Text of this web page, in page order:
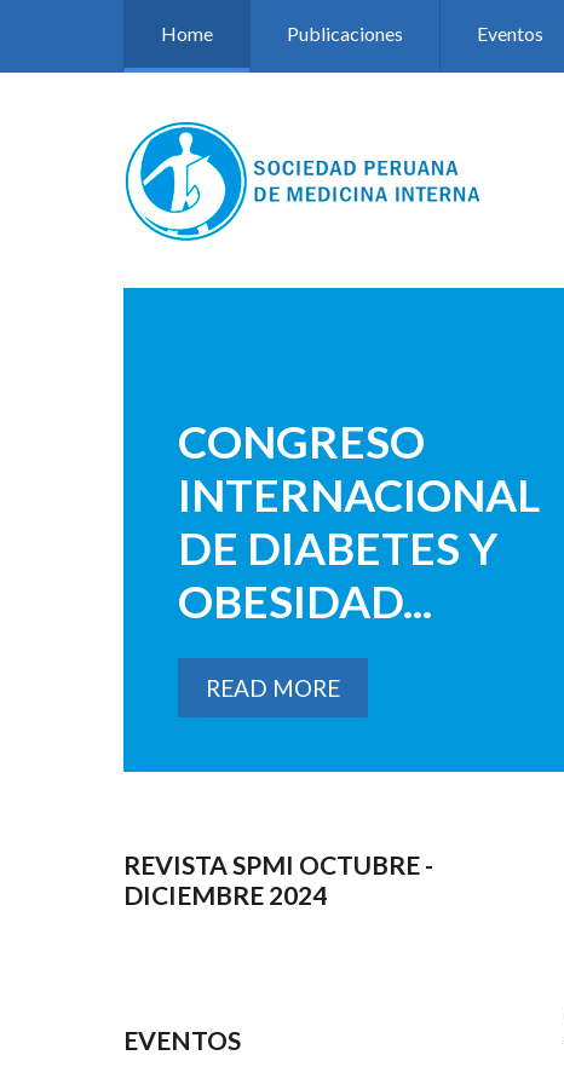
Home Publicaciones Eventos
CONGRESO
INTERNACIONAL
DE DIABETES Y
OBESIDAD...
READ MORE
REVISTA SPMI OCTUBRE -
DICIEMBRE 2024
EVENTOS